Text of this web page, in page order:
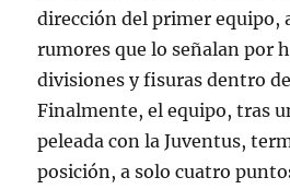
dirección del primer equipo,
rumores que lo señalan por
divisiones y fisuras dentro
Finalmente, el equipo, tras
peleada con la Juventus,
posición, a solo cuatro